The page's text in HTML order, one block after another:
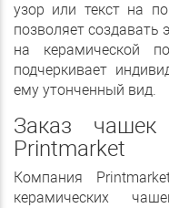
узор или текст на
позволяет создавать
на керамической
подчеркивает
ему утонченный вид.
Заказ
Printmarket
Компания
керамических